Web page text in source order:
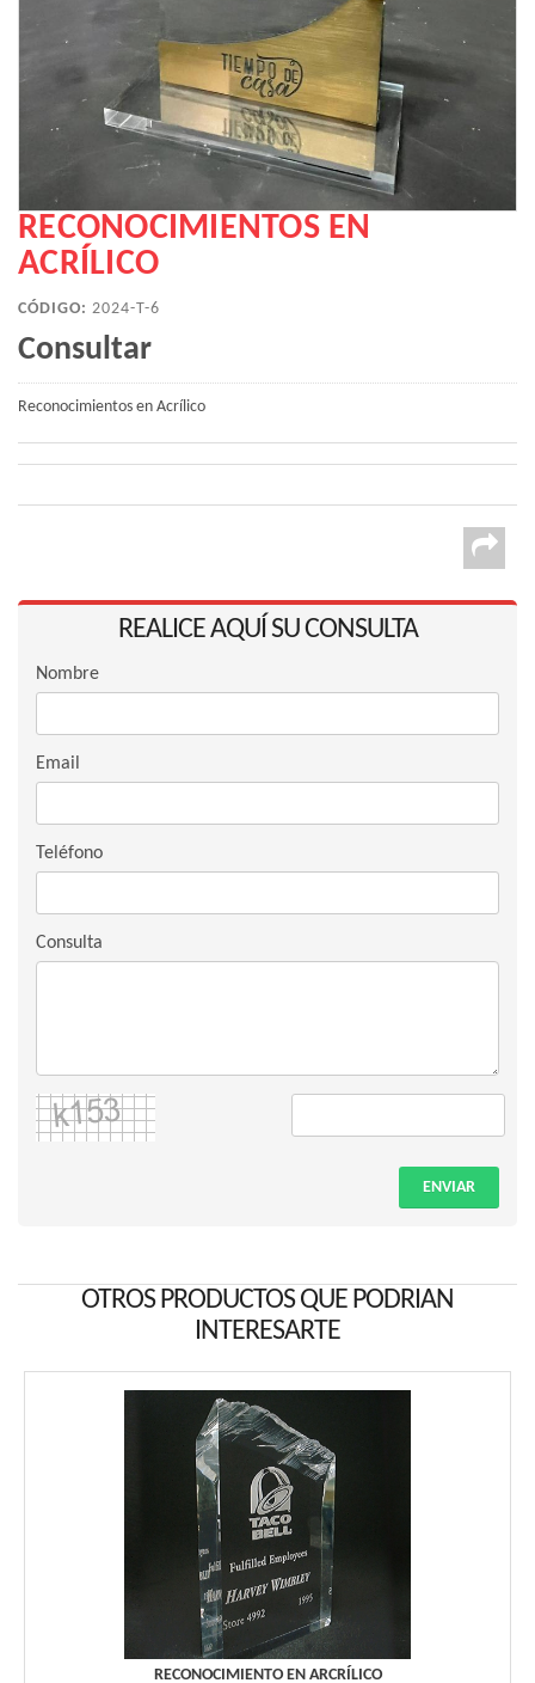
RECONOCIMIENTOS EN
ACRÍLICO
CÓDIGO: 2024-T-6
Consultar
Reconocimientos en Acrílico
REALICE AQUÍ SU CONSULTA
Nombre
Email
Teléfono
Consulta
ENVIAR
OTROS PRODUCTOS QUE PODRIAN
INTERESARTE
RECONOCIMIENTO EN ARCRÍLICO